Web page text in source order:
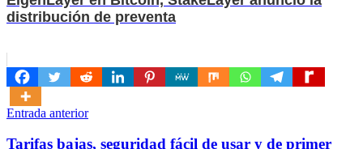
distribución de preventa
Navegación
de
Entrada anterior
Tarifas bajas, seguridad fácil de usar y de primer